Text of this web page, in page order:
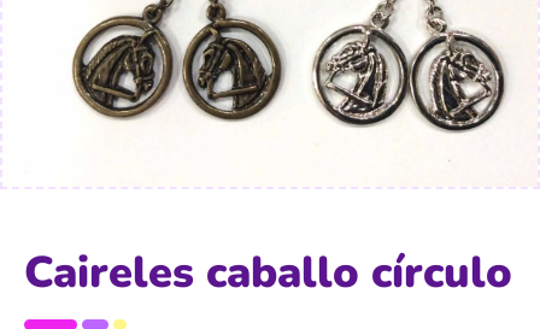
Caireles caballo círculo